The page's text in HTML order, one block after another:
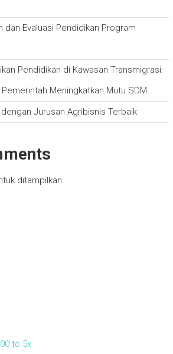
dan Evaluasi Pendidikan Program
Pendidikan di Kawasan Transmigrasi:
Meningkatkan Mutu SDM
Jurusan Agribisnis Terbaik
ditampilkan.
to 5x